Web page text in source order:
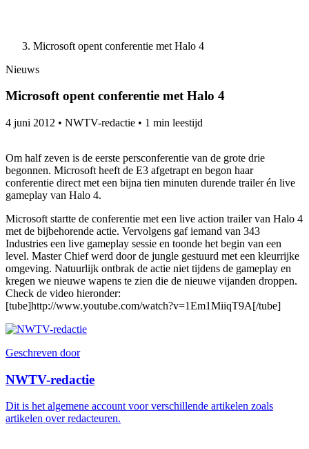
Microsoft opent conferentie met Halo 4
Nieuws
Microsoft opent conferentie met Halo 4
4 juni 2012 • NWTV-redactie • 1 min leestijd
Om half zeven is de eerste persconferentie van de grote drie
begonnen. Microsoft heeft de E3 afgetrapt en begon haar
conferentie direct met een bijna tien minuten durende trailer én live
gameplay van Halo 4.
Microsoft startte de conferentie met een live action trailer van Halo 4
met de bijbehorende actie. Vervolgens gaf iemand van 343
Industries een live gameplay sessie en toonde het begin van een
level. Master Chief werd door de jungle gestuurd met een kleurrijke
omgeving. Natuurlijk ontbrak de actie niet tijdens de gameplay en
kregen we nieuwe wapens te zien die de nieuwe vijanden droppen.
Check de video hieronder:
[tube]http://www.youtube.com/watch?v=1Em1MiiqT9A[/tube]
Geschreven door
NWTV-redactie
Dit is het algemene account voor verschillende artikelen zoals
artikelen over redacteuren.